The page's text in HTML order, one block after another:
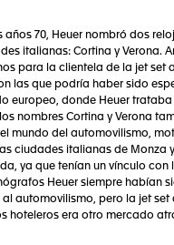
años 70, Heuer nombró dos
italianas: Cortina y Verona.
para la clientela de la jet set
las que podría haber sido
europeo, donde Heuer
nombres Cortina y Verona
mundo del automovilismo,
ciudades italianas de Monza
ya que tenían un vínculo con
Heuer siempre habían
automovilismo, pero la jet set
hoteleros era otro mercado